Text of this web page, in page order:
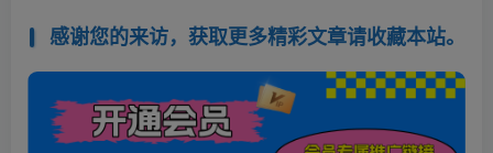
感谢您的来访，获取更多精彩文章请收藏本站。